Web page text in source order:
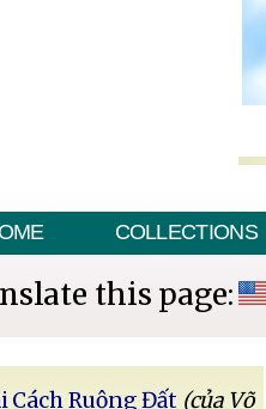
COLLECTIONS
this page:
Cách Ruộng Đất (của Võ